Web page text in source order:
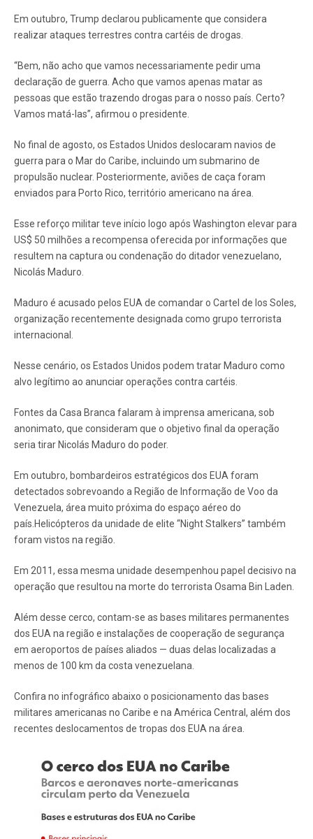
Em outubro, Trump declarou publicamente que considera
realizar ataques terrestres contra cartéis de drogas.
“Bem, não acho que vamos necessariamente pedir uma
declaração de guerra. Acho que vamos apenas matar as
pessoas que estão trazendo drogas para o nosso país. Certo?
Vamos matá-las”, afirmou o presidente.
No final de agosto, os Estados Unidos deslocaram navios de
guerra para o Mar do Caribe, incluindo um submarino de
propulsão nuclear. Posteriormente, aviões de caça foram
enviados para Porto Rico, território americano na área.
Esse reforço militar teve início logo após Washington elevar para
US$ 50 milhões a recompensa oferecida por informações que
resultem na captura ou condenação do ditador venezuelano,
Nicolás Maduro.
Maduro é acusado pelos EUA de comandar o Cartel de los Soles,
organização recentemente designada como grupo terrorista
internacional.
Nesse cenário, os Estados Unidos podem tratar Maduro como
alvo legítimo ao anunciar operações contra cartéis.
Fontes da Casa Branca falaram à imprensa americana, sob
anonimato, que consideram que o objetivo final da operação
seria tirar Nicolás Maduro do poder.
Em outubro, bombardeiros estratégicos dos EUA foram
detectados sobrevoando a Região de Informação de Voo da
Venezuela, área muito próxima do espaço aéreo do
país.Helicópteros da unidade de elite “Night Stalkers” também
foram vistos na região.
Em 2011, essa mesma unidade desempenhou papel decisivo na
operação que resultou na morte do terrorista Osama Bin Laden.
Além desse cerco, contam-se as bases militares permanentes
dos EUA na região e instalações de cooperação de segurança
em aeroportos de países aliados — duas delas localizadas a
menos de 100 km da costa venezuelana.
Confira no infográfico abaixo o posicionamento das bases
militares americanas no Caribe e na América Central, além dos
recentes deslocamentos de tropas dos EUA na área.